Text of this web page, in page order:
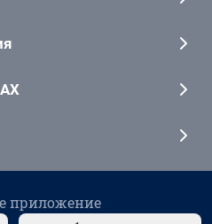
приложение